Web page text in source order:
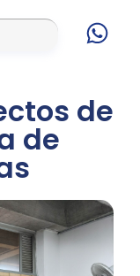
de
de